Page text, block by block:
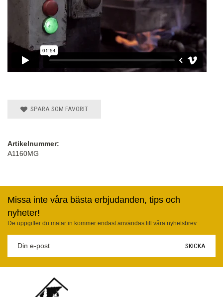
SPARA SOM FAVORIT
Artikelnummer:
A1160MG
Missa inte våra bästa erbjudanden, tips och
nyheter!
De uppgifter du matar in kommer endast användas till våra nyhetsbrev.
SKICKA